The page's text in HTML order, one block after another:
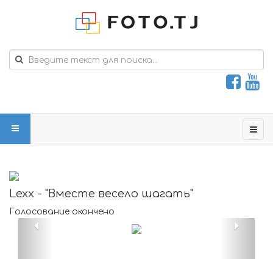
Lexx - "Вместе весело шагать"
Голосование окончено